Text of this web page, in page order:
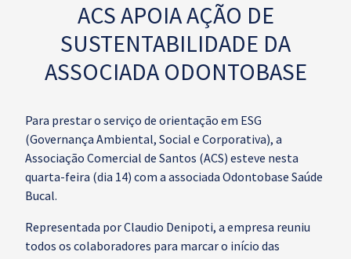
ACS APOIA AÇÃO DE
SUSTENTABILIDADE DA
ASSOCIADA ODONTOBASE
Para prestar o serviço de orientação em ESG
(Governança Ambiental, Social e Corporativa), a
Associação Comercial de Santos (ACS) esteve nesta
quarta-feira (dia 14) com a associada Odontobase Saúde
Bucal.
Representada por Claudio Denipoti, a empresa reuniu
todos os colaboradores para marcar o início das